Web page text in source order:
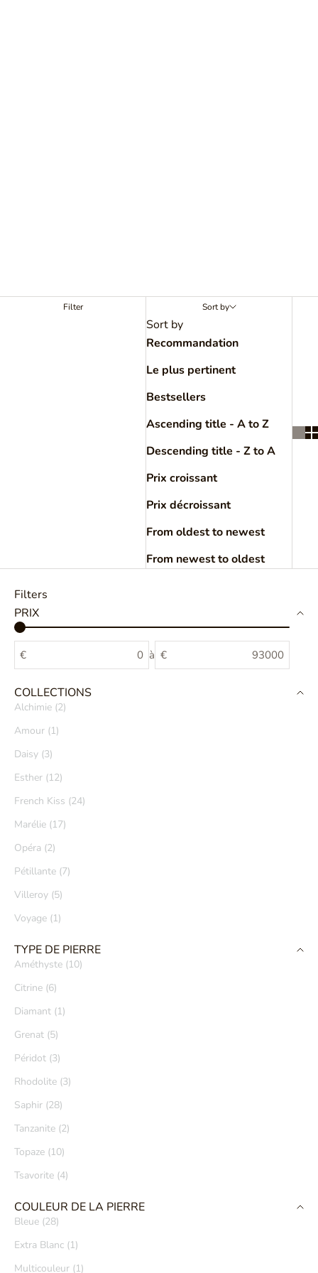
Filter Sort by
Sort by
Recommandation
Le plus pertinent
Bestsellers
Ascending title - A to Z
Descending title - Z to A
Prix croissant
Prix décroissant
From oldest to newest
From newest to oldest
Filters
PRIX
€ à €
COLLECTIONS
Alchimie (2)
Amour (1)
Daisy (3)
Esther (12)
French Kiss (24)
Marélie (17)
Opéra (2)
Pétillante (7)
Villeroy (5)
Voyage (1)
TYPE DE PIERRE
Améthyste (10)
Citrine (6)
Diamant (1)
Grenat (5)
Péridot (3)
Rhodolite (3)
Saphir (28)
Tanzanite (2)
Topaze (10)
Tsavorite (4)
COULEUR DE LA PIERRE
Bleue (28)
Extra Blanc (1)
Multicouleur (1)